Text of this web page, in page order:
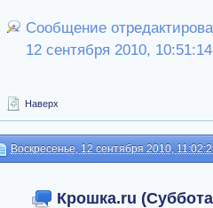
Сообщение
12 сентября 2010, 10:51:14
Наверх
Воскресенье, 12 сентября 2010,
Крошка.ru